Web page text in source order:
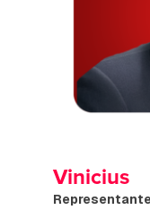
Vinicius